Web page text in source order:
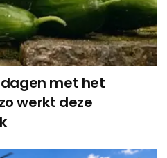
dagen met het
werkt deze